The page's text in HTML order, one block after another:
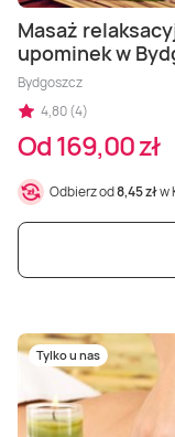
Masaż
upominek w
Bydgoszcz
4,80 (4)
Od 169,00 zł
Odbierz od8,45 złw
Tylko u nas